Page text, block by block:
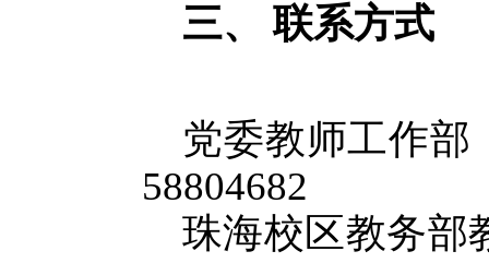
三、联系方式
党委教师工作
58804682
珠海校区教务